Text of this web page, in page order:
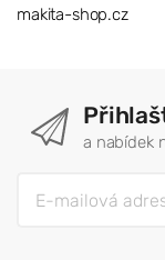
makita-shop.cz
a nabídek